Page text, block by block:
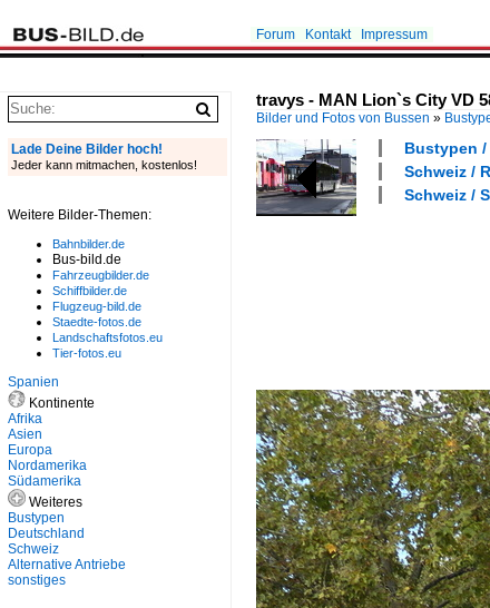
Forum Kontakt Impressum
travys - MAN Lion`s City VD
Bilder und Fotos von Bussen »
Bustypen
Schweiz /
Schweiz /
Lade Deine Bilder hoch!
Jeder kann mitmachen, kostenlos!
Weitere Bilder-Themen:
Bahnbilder.de
Bus-bild.de
Fahrzeugbilder.de
Schiffbilder.de
Flugzeug-bild.de
Staedte-fotos.de
Landschaftsfotos.eu
Tier-fotos.eu
Spanien
Kontinente
Afrika
Asien
Europa
Nordamerika
Südamerika
Weiteres
Bustypen
Deutschland
Schweiz
Alternative Antriebe
sonstiges